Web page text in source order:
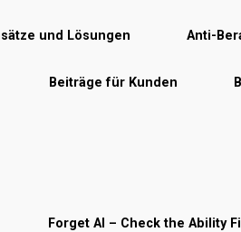
und Lösungen Anti-
Beiträge für Kunden
Forget AI – Check the Ability